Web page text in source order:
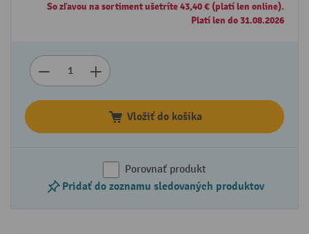
So zľavou na sortiment ušetríte 43,40 € (platí len online).
Platí len do 31.08.2026
Vložiť do košíka
Porovnať produkt
Pridať do zoznamu sledovaných produktov